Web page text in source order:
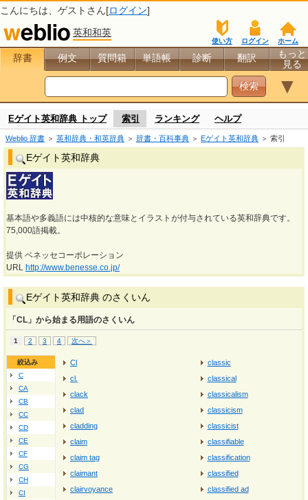
こんにちは、 ゲスト さん[ログイン]
英和和英
ホーム
ログイン
使い方
辞書 例文 質問箱 単語帳 診断 翻訳
もっと
見る
▼
Eゲイト英和辞典 トップ 索引 ランキング ヘルプ
Weblio 辞書 ＞ 英和辞典・和英辞典 ＞ 辞書・百科事典 ＞ Eゲイト英和辞典 ＞ 索引
Eゲイト英和辞典
基本語や多義語には中核的な意味とイラストが付与されている英和辞典です。
75,000語掲載。
提供 ベネッセコーポレーション
URL http://www.benesse.co.jp/
Eゲイト英和辞典 のさくいん
「CL」から始まる用語のさくいん
1 2 3 4 次へ＞
絞込み
C
CA
CB
CC
CD
CE
CF
CG
CH
CI
Cl
cl.
clack
clad
cladding
claim
claim tag
claimant
clairvoyance
classic
classical
classicalism
classicism
classicist
classifiable
classification
classified
classified ad